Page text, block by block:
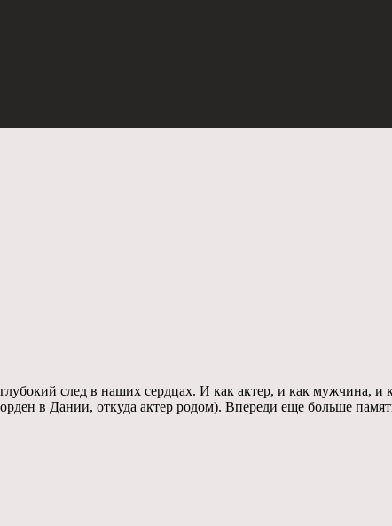
след в наших сердцах. И как актер, и как мужчина, и
в Дании, откуда актер родом). Впереди еще больше